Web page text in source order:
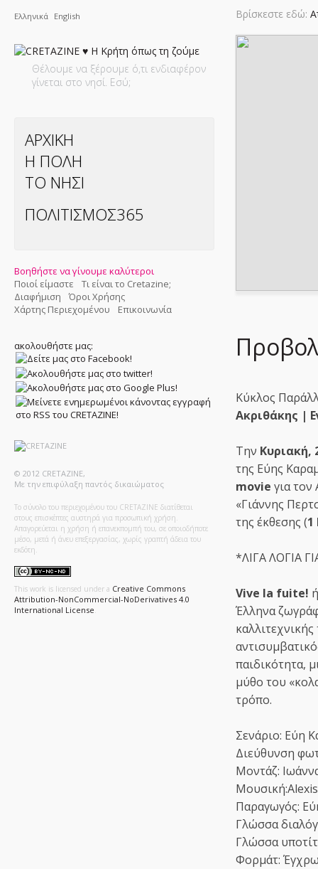
Ελληνικά English
Θέλουμε να ξέρουμε ό,τι ενδιαφέρον
γίνεται στο νησί. Εσύ;
ΑΡΧΙΚΗ
Η ΠΟΛΗ
ΤΟ ΝΗΣΙ
ΠΟΛΙΤΙΣΜΟΣ365
Βοηθήστε να γίνουμε καλύτεροι
Ποιοί είμαστε
Τι είναι το Cretazine;
Διαφήμιση
Όροι Χρήσης
Χάρτης Περιεχομένου
Επικοινωνία
ακολουθήστε μας:
© 2012 CRETAZINE,
Με την επιφύλαξη παντός δικαιώματος
Το σύνολο του περιεχομένου του CRETAZINE διατίθεται
στους επισκέπτες αυστηρά για προσωπική χρήση.
Απαγορεύεται η χρήση ή επανεκπομπή του, σε οποιοδήποτε
μέσο, μετά ή άνευ επεξεργασίας, χωρίς γραπτή άδεια του
εκδότη.
This work is licensed under a Creative Commons
Attribution-NonCommercial-NoDerivatives 4.0
International License
Βρίσκεστε εδώ:
Κύκλος
Ακριθάκης |
Την Κυριακή,
της Εύης
movie για
«Γιάννης
της έκθεσης (1
*ΛΙΓΑ ΛΟΓΙΑ
Vive la fuite!
Έλληνα
παιδικότητα,
μύθο του
τρόπο.
Σενάριο: Εύη
Διεύθυνση
Μοντάζ:
Παραγωγός:
Γλώσσα
Γλώσσα
Φορμάτ: